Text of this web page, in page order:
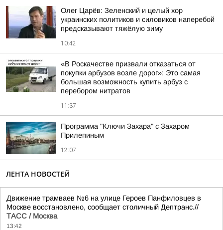
Олег Царёв: Зеленский и целый хор
украинских политиков и силовиков наперебой
предсказывают тяжёлую зиму
10:42
«В Роскачестве призвали отказаться от
покупки арбузов возле дорог»: Это самая
большая возможность купить арбуз с
перебором нитратов
11:37
Программа "Ключи Захара" с Захаром
Прилепиным
12:07
ЛЕНТА НОВОСТЕЙ
Движение трамваев №6 на улице Героев Панфиловцев в
Москве восстановлено, сообщает столичный Дептранс.//
ТАСС / Москва
13:42